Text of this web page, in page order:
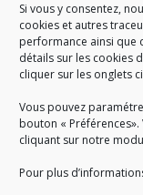
Si vous y consentez,
cookies et autres
performance ainsi que
détails sur les cookies
cliquer sur les onglets
Vous pouvez
bouton «
cliquant sur notre
Pour plus
A SAVOIR
Créé en 1978, le
des missions de
territoire.